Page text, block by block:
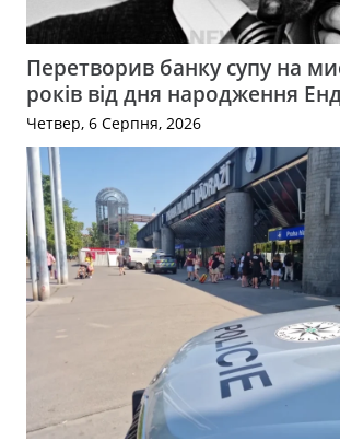
Перетворив банку супу на
років від дня народження
Четвер, 6 Серпня, 2026